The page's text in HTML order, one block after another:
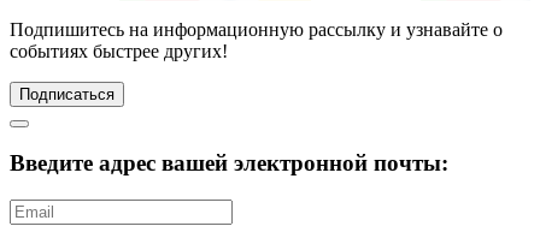
Подпишитесь на информационную рассылку и узнавайте о
событиях быстрее других!
Подписаться
Введите адрес вашей электронной почты: